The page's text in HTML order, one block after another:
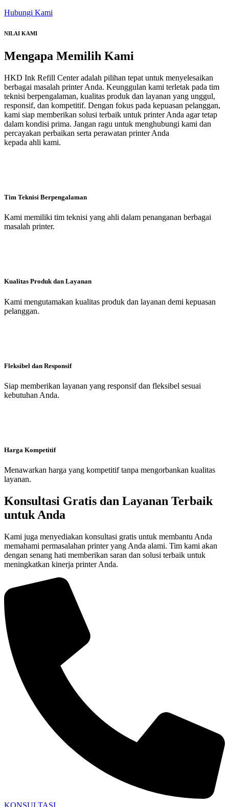
Hubungi Kami
NILAI KAMI
Mengapa Memilih Kami
HKD Ink Refill Center adalah pilihan tepat untuk menyelesaikan
berbagai masalah printer Anda. Keunggulan kami terletak pada tim
teknisi berpengalaman, kualitas produk dan layanan yang unggul,
responsif, dan kompetitif. Dengan fokus pada kepuasan pelanggan,
kami siap memberikan solusi terbaik untuk printer Anda agar tetap
dalam kondisi prima. Jangan ragu untuk menghubungi kami dan
percayakan perbaikan serta perawatan printer Anda
kepada ahli kami.
Tim Teknisi Berpengalaman
Kami memiliki tim teknisi yang ahli dalam penanganan berbagai
masalah printer.
Kualitas Produk dan Layanan
Kami mengutamakan kualitas produk dan layanan demi kepuasan
pelanggan.
Fleksibel dan Responsif
Siap memberikan layanan yang responsif dan fleksibel sesuai
kebutuhan Anda.
Harga Kompetitif
Menawarkan harga yang kompetitif tanpa mengorbankan kualitas
layanan.
Konsultasi Gratis dan Layanan Terbaik
untuk Anda
Kami juga menyediakan konsultasi gratis untuk membantu Anda
memahami permasalahan printer yang Anda alami. Tim kami akan
dengan senang hati memberikan saran dan solusi terbaik untuk
meningkatkan kinerja printer Anda.
KONSULTASI